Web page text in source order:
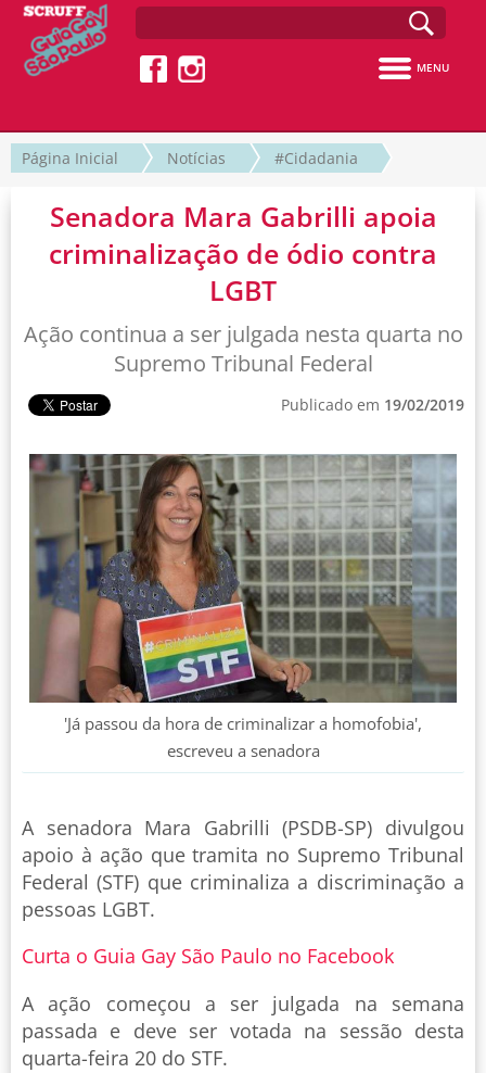
MENU
Página Inicial Notícias #Cidadania
Senadora Mara Gabrilli apoia
criminalização de ódio contra
LGBT
Ação continua a ser julgada nesta quarta no
Supremo Tribunal Federal
Publicado em 19/02/2019
'Já passou da hora de criminalizar a homofobia',
escreveu a senadora
A senadora Mara Gabrilli (PSDB-SP) divulgou
apoio à ação que tramita no Supremo Tribunal
Federal (STF) que criminaliza a discriminação a
pessoas LGBT.
Curta o Guia Gay São Paulo no Facebook
A ação começou a ser julgada na semana
passada e deve ser votada na sessão desta
quarta-feira 20 do STF.